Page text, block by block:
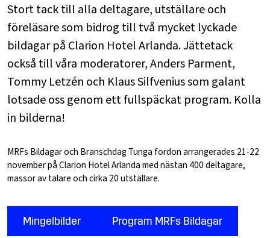
Stort tack till alla deltagare, utställare och
föreläsare som bidrog till två mycket lyckade
bildagar på Clarion Hotel Arlanda. Jättetack
också till våra moderatorer, Anders Parment,
Tommy Letzén och Klaus Silfvenius som galant
lotsade oss genom ett fullspäckat program. Kolla
in bilderna!
MRFs Bildagar och Branschdag Tunga fordon arrangerades 21-22
november på Clarion Hotel Arlanda med nästan 400 deltagare,
massor av talare och cirka 20 utställare.
Mingelbilder Program MRFs Bildagar